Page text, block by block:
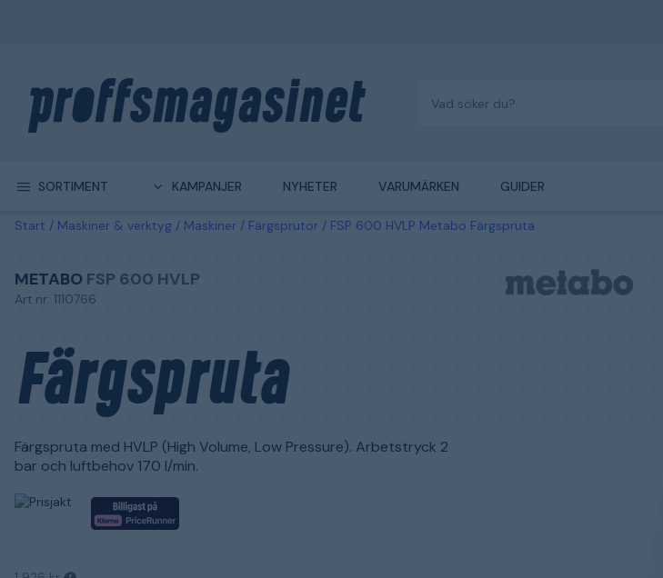
SORTIMENT KAMPANJER NYHETER VARUMÄRKEN GUIDER
Start Maskiner & verktyg Maskiner Färgsprutor FSP 600 HVLP Metabo Färgspruta
METABO FSP 600 HVLP
Art.nr: 1110766
Färgspruta
Färgspruta med HVLP (High Volume, Low Pressure). Arbetstryck 2
bar och luftbehov 170 l/min.